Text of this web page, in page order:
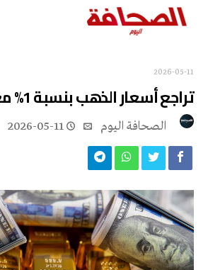
2026-05-11
تراجع أسعار الذهب بنسبة 1% مع ارتفاع الدولار
2026-05-11